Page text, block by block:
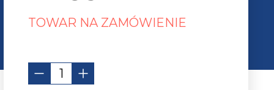
TOWAR NA ZAMÓWIENIE